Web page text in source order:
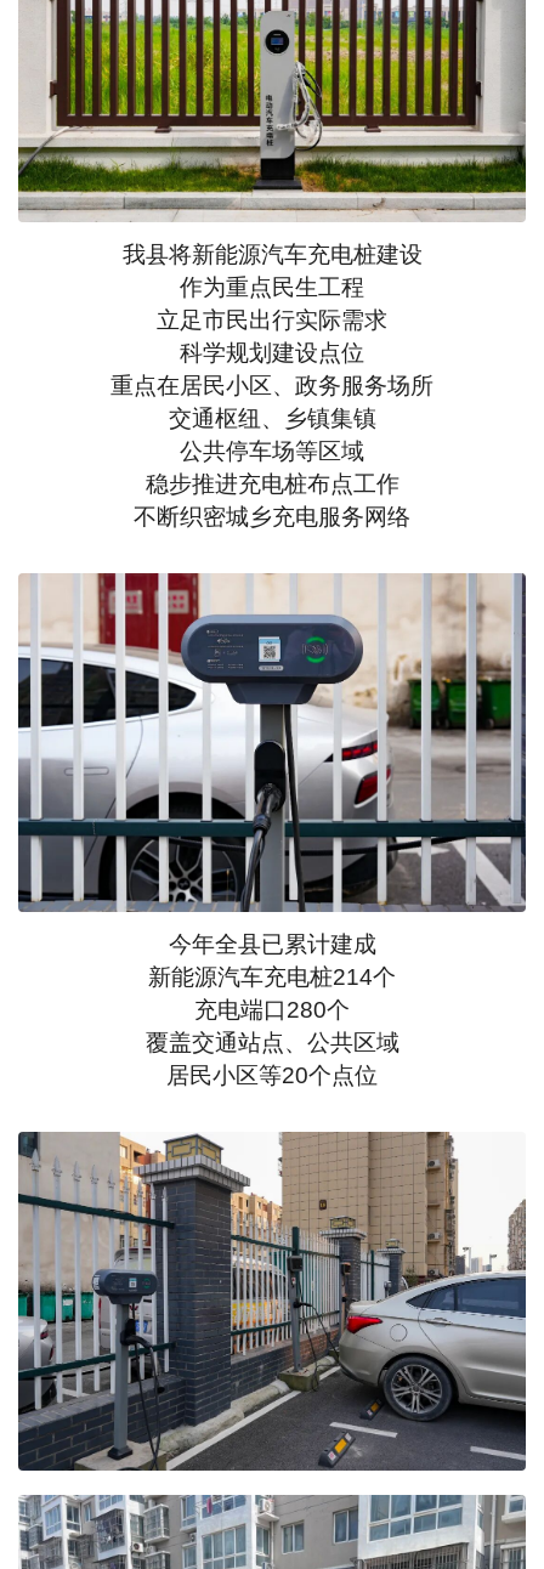
我县将新能源汽车充电桩建设
作为重点民生工程
立足市民出行实际需求
科学规划建设点位
重点在居民小区、政务服务场所
交通枢纽、乡镇集镇
公共停车场等区域
稳步推进充电桩布点工作
不断织密城乡充电服务网络
今年全县已累计建成
新能源汽车充电桩214个
充电端口280个
覆盖交通站点、公共区域
居民小区等20个点位